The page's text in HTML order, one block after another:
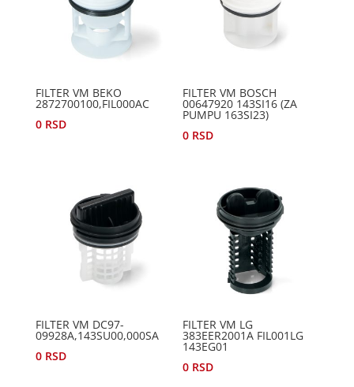
FILTER VM BEKO
2872700100,FIL000AC
0 RSD
FILTER VM BOSCH
00647920 143SI16 (ZA
PUMPU 163SI23)
0 RSD
FILTER VM DC97-
09928A,143SU00,000SA
0 RSD
FILTER VM LG
383EER2001A FIL001LG
143EG01
0 RSD